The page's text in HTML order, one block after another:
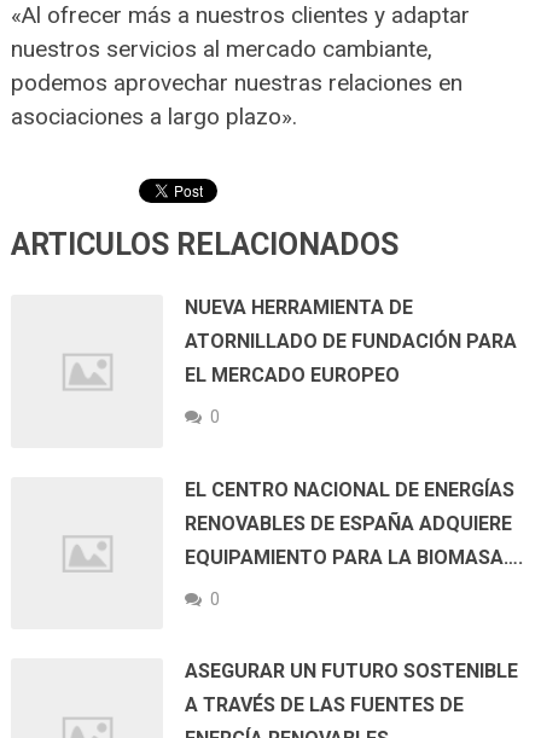
«Al ofrecer más a nuestros clientes y adaptar
nuestros servicios al mercado cambiante,
podemos aprovechar nuestras relaciones en
asociaciones a largo plazo».
ARTICULOS RELACIONADOS
NUEVA HERRAMIENTA DE
ATORNILLADO DE FUNDACIÓN PARA
EL MERCADO EUROPEO
0
EL CENTRO NACIONAL DE ENERGÍAS
RENOVABLES DE ESPAÑA ADQUIERE
EQUIPAMIENTO PARA LA BIOMASA….
0
ASEGURAR UN FUTURO SOSTENIBLE
A TRAVÉS DE LAS FUENTES DE